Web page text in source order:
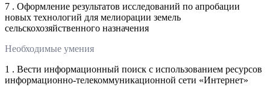
7 . Оформление результатов исследований по апробации
новых технологий для мелиорации земель
сельскохозяйственного назначения
Необходимые умения
1 . Вести информационный поиск с использованием ресурсов
информационно-телекоммуникационной сети «Интернет»